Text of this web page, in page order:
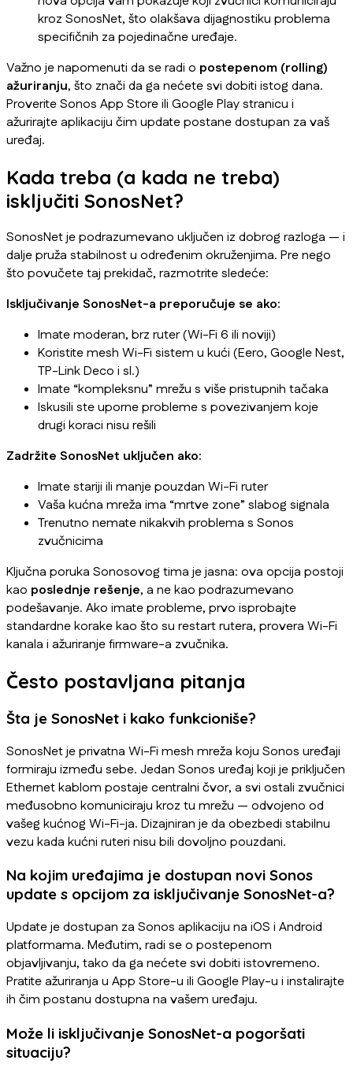
kroz SonosNet, što olakšava dijagnostiku problema
specifičnih za pojedinačne uređaje.
Važno je napomenuti da se radi o postepenom (rolling)
ažuriranju, što znači da ga nećete svi dobiti istog dana.
Proverite Sonos App Store ili Google Play stranicu i
ažurirajte aplikaciju čim update postane dostupan za vaš
uređaj.
Kada treba (a kada ne treba)
isključiti SonosNet?
SonosNet je podrazumevano uključen iz dobrog razloga — i
dalje pruža stabilnost u određenim okruženjima. Pre nego
što povučete taj prekidač, razmotrite sledeće:
Isključivanje SonosNet-a preporučuje se ako:
Imate moderan, brz ruter (Wi-Fi 6 ili noviji)
Koristite mesh Wi-Fi sistem u kući (Eero, Google Nest,
TP-Link Deco i sl.)
Imate “kompleksnu” mrežu s više pristupnih tačaka
Iskusili ste uporne probleme s povezivanjem koje
drugi koraci nisu rešili
Zadržite SonosNet uključen ako:
Imate stariji ili manje pouzdan Wi-Fi ruter
Vaša kućna mreža ima “mrtve zone” slabog signala
Trenutno nemate nikakvih problema s Sonos
zvučnicima
Ključna poruka Sonosovog tima je jasna: ova opcija postoji
kao poslednje rešenje, a ne kao podrazumevano
podešavanje. Ako imate probleme, prvo isprobajte
standardne korake kao što su restart rutera, provera Wi-Fi
kanala i ažuriranje firmware-a zvučnika.
Često postavljana pitanja
Šta je SonosNet i kako funkcioniše?
SonosNet je privatna Wi-Fi mesh mreža koju Sonos uređaji
formiraju između sebe. Jedan Sonos uređaj koji je priključen
Ethernet kablom postaje centralni čvor, a svi ostali zvučnici
međusobno komuniciraju kroz tu mrežu — odvojeno od
vašeg kućnog Wi-Fi-ja. Dizajniran je da obezbedi stabilnu
vezu kada kućni ruteri nisu bili dovoljno pouzdani.
Na kojim uređajima je dostupan novi Sonos
update s opcijom za isključivanje SonosNet-a?
Update je dostupan za Sonos aplikaciju na iOS i Android
platformama. Međutim, radi se o postepenom
objavljivanju, tako da ga nećete svi dobiti istovremeno.
Pratite ažuriranja u App Store-u ili Google Play-u i instalirajte
ih čim postanu dostupna na vašem uređaju.
Može li isključivanje SonosNet-a pogoršati
situaciju?